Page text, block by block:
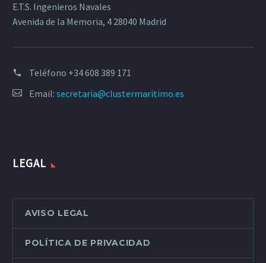
E.T.S. Ingenieros Navales
Avenida de la Memoria, 4 28040 Madrid
Teléfono +34 608 389 171
Email: secretaria@clustermaritimo.es
LEGAL
AVISO LEGAL
POLÍTICA DE PRIVACIDAD